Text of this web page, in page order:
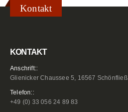
Kontakt
KONTAKT
Anschrift::
Glienicker Chaussee 5, 16567 Schönfließ
Telefon::
+49 (0) 33 056 24 89 83